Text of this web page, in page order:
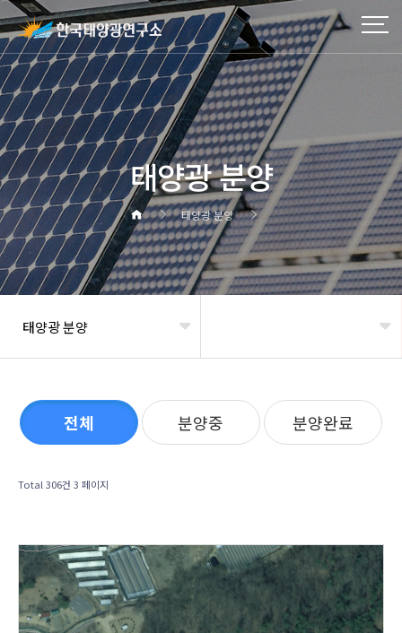
태양광 분양
태양광 분양
태양광 분양
전체 분양중 분양완료
Total 306건 3 페이지